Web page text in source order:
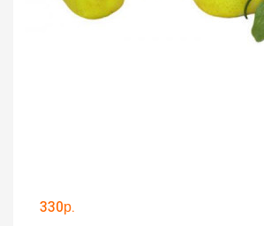
330р.